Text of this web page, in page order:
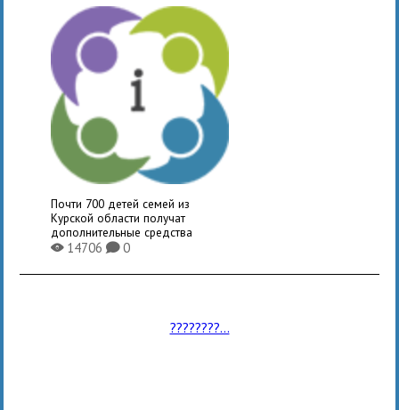
Почти 700 детей семей из
Курской области получат
дополнительные средства
X14706K0
????????...